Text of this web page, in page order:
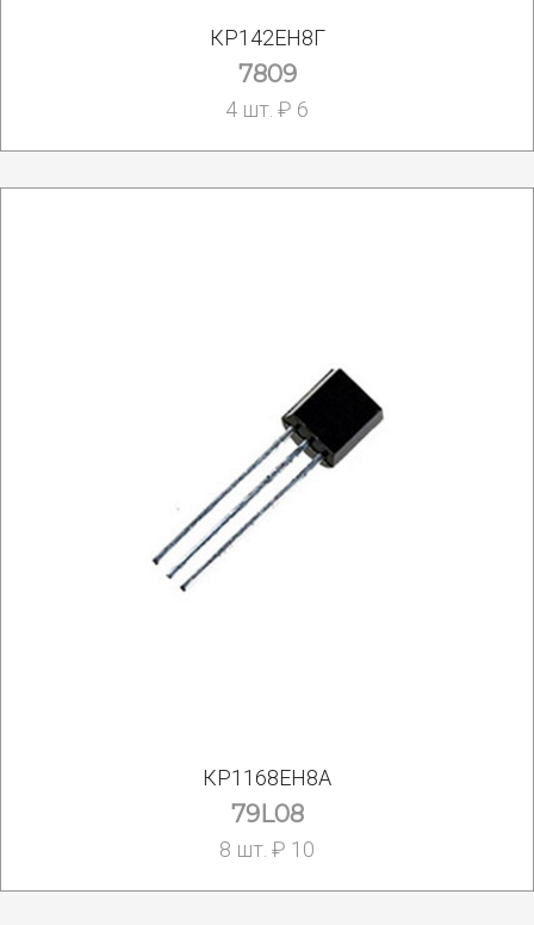
КР142ЕН8Г
7809
4 шт. ₽ 6
КР1168ЕН8А
79L08
8 шт. ₽ 10